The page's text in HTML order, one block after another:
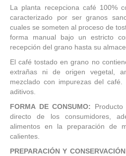
La planta recepciona café 100%
caracterizado por ser granos
cuales se someten al proceso de
forma manual bajo un estricto
recepción del grano hasta su
El café tostado en grano no
extrañas ni de origen vegetal,
mezclado con impurezas del
aditivos.
FORMA DE CONSUMO:
directo de los consumidores,
alimentos en la preparación de
calientes.
PREPARACIÓN Y